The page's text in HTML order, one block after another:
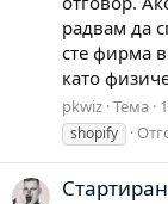
радвам да
сте фирма
като
pkwiz Тема
shopify